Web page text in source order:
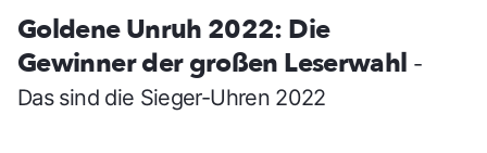
Goldene Unruh 2022: Die
Gewinner der großen Leserwahl -
Das sind die Sieger-Uhren 2022